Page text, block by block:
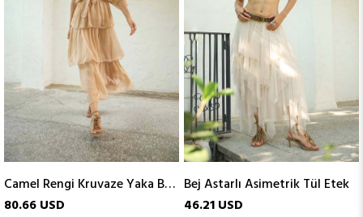
Camel Rengi Kruvaze Yaka Belden Bağlamalı İpek Elbise
80.66 USD
Bej Astarlı Asimetrik Tül Etek
46.21 USD